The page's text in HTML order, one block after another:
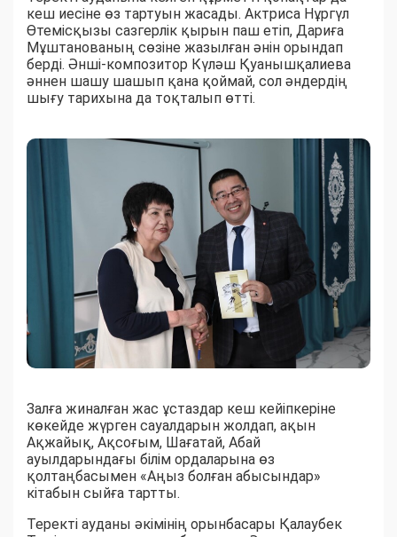
кеш иесіне өз тартуын жасады. Актриса Нұргүл
Өтемісқызы сазгерлік қырын паш етіп, Дариға
Мұштанованың сөзіне жазылған әнін орындап
берді. Әнші-композитор Күләш Қуанышқалиева
әннен шашу шашып қана қоймай, сол әндердің
шығу тарихына да тоқталып өтті.
Залға жиналған жас ұстаздар кеш кейіпкеріне
көкейде жүрген сауалдарын жолдап, ақын
Ақжайық, Ақсоғым, Шағатай, Абай
ауылдарындағы білім ордаларына өз
қолтаңбасымен «Аңыз болған абысындар»
кітабын сыйға тартты.
Теректі ауданы әкімінің орынбасары Қалаубек